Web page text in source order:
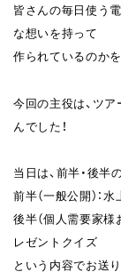
皆さんの毎日使う
な想いを持って
作られているのか
今回の主役は、ツ
んでした！
当日は、前半・後半
前半（一般公開）：
後半（個人需要家様
レゼントクイズ
という内容でお送